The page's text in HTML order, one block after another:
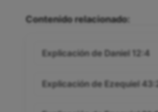
Contenido relacionado:
Explicación de Daniel 12:4
Explicación de Ezequiel